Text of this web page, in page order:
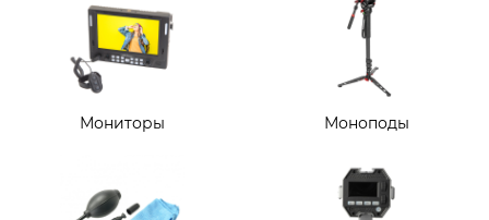
Мониторы Моноподы